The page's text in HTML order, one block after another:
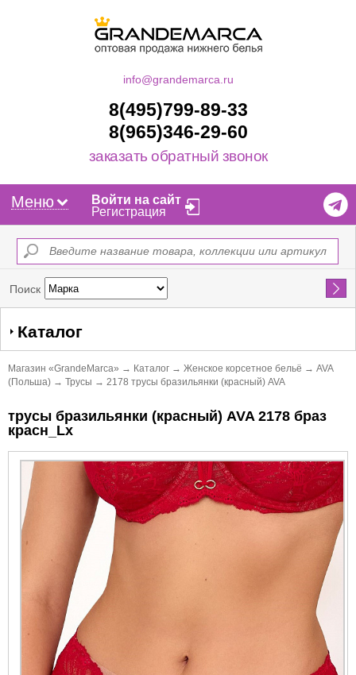
info@grandemarca.ru
8(495)799-89-33
8(965)346-29-60
заказать обратный звонок
Меню
Войти на сайт
Регистрация
Поиск Найти
Каталог
Магазин «GrandeMarca» → Каталог → Женское корсетное бельё → AVA
(Польша) → Трусы → 2178 трусы бразильянки (красный) AVA
трусы бразильянки (красный) AVA 2178 браз
красн_Lx